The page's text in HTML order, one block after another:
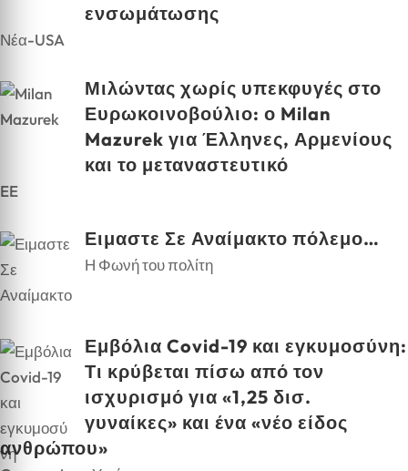
ενσωμάτωσης
Νέα-USA
Μιλώντας χωρίς υπεκφυγές στο
Ευρωκοινοβούλιο: ο Milan
Mazurek για Έλληνες, Αρμενίους
και το μεταναστευτικό
EE
Ειμαστε Σε Αναίμακτο πόλεμο…
Η Φωνή του πολίτη
Εμβόλια Covid-19 και εγκυμοσύνη:
Τι κρύβεται πίσω από τον
ισχυρισμό για «1,25 δισ.
γυναίκες» και ένα «νέο είδος
ανθρώπου»